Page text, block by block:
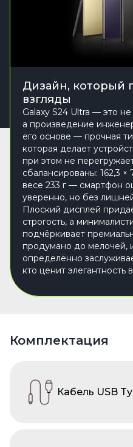
Дизайн, который
взгляды
Galaxy S24 Ultra — это
а произведение
его основе — прочная
которая делает
при этом не
сбалансированы: 162,3
весе 233 г — смартфон
уверенно, но без
Плоский дисплей
строгость, а
подчёркивает
продумано до мелочей,
определённо
кто ценит элегантность
Комплектация
Кабель USB